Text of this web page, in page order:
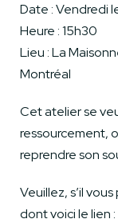
Date : Vendredi
Heure : 15h30
Lieu : La
Montréal
Cet atelier se
ressourcement,
reprendre son
Veuillez, s’il
dont voici le lien :